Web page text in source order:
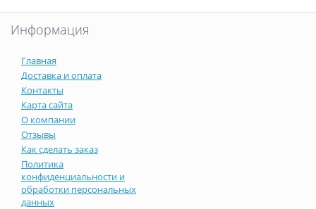
Информация
Главная
Доставка и оплата
Контакты
Карта сайта
О компании
Отзывы
Как сделать заказ
Политика
конфиденциальности и
обработки персональных
данных